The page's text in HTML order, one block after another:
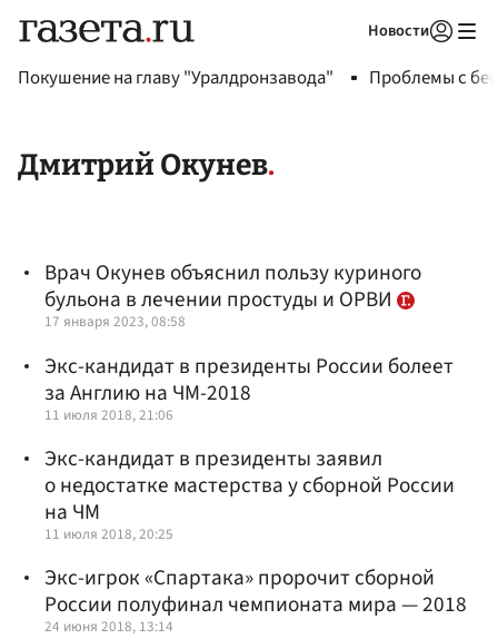
Новости
Покушение на главу "Уралдронзавода" Проблемы с
Дмитрий Окунев
Врач Окунев объяснил пользу куриного
бульона в лечении простуды и ОРВИ
17 января 2023, 08:58
Экс-кандидат в президенты России болеет
за Англию на ЧМ-2018
11 июля 2018, 21:06
Экс-кандидат в президенты заявил
о недостатке мастерства у сборной России
на ЧМ
11 июля 2018, 20:25
Экс-игрок «Спартака» пророчит сборной
России полуфинал чемпионата мира — 2018
24 июня 2018, 13:14